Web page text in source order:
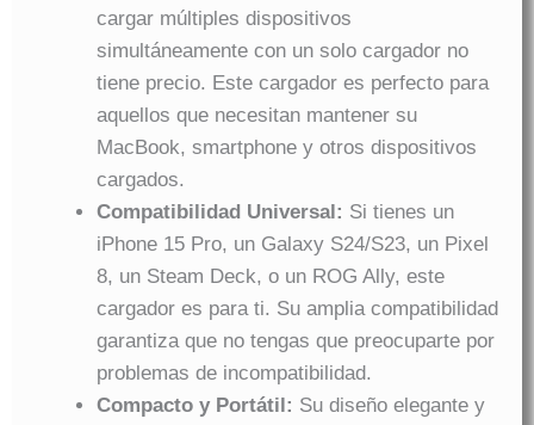
cargar múltiples dispositivos
simultáneamente con un solo cargador no
tiene precio. Este cargador es perfecto para
aquellos que necesitan mantener su
MacBook, smartphone y otros dispositivos
cargados.
Compatibilidad Universal: Si tienes un
iPhone 15 Pro, un Galaxy S24/S23, un Pixel
8, un Steam Deck, o un ROG Ally, este
cargador es para ti. Su amplia compatibilidad
garantiza que no tengas que preocuparte por
problemas de incompatibilidad.
Compacto y Portátil: Su diseño elegante y